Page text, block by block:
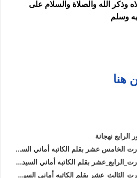
وذكر الله والصلاة والسلام على
وسلم
هنا
نهجانة
عشر بقلم الكاتبه أماني السيد حصريه وجديده
بقلم الكاتبه أماني السيد حصريه وجديده
بقلم الكاتبه أماني السيد حصريه وجديده